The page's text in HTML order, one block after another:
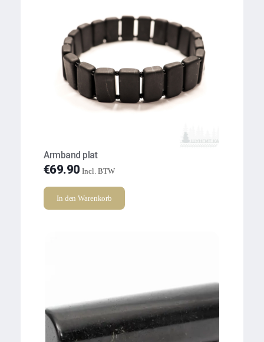
Armband plat
€69.90 Incl. BTW
In den Warenkorb